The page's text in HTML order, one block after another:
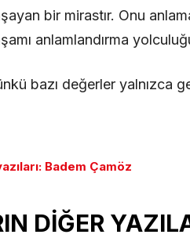
bir mirastır. Onu
anlamlandırma
bazı değerler yalnızca
Badem Çamöz
DİĞER